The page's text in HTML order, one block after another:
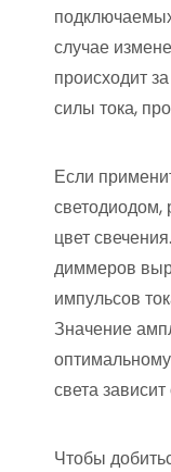
случае
происходит
силы тока,
Если
светодиодом,
цвет
диммеров
импульсов
Значение
света
Чтобы